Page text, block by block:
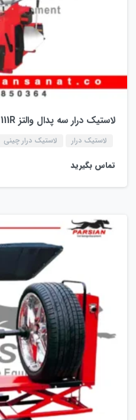
لاستیک درار سه پدال والتز WTP2111R
لاستیک درار لاستیک درار چینی
تماس بگیرید